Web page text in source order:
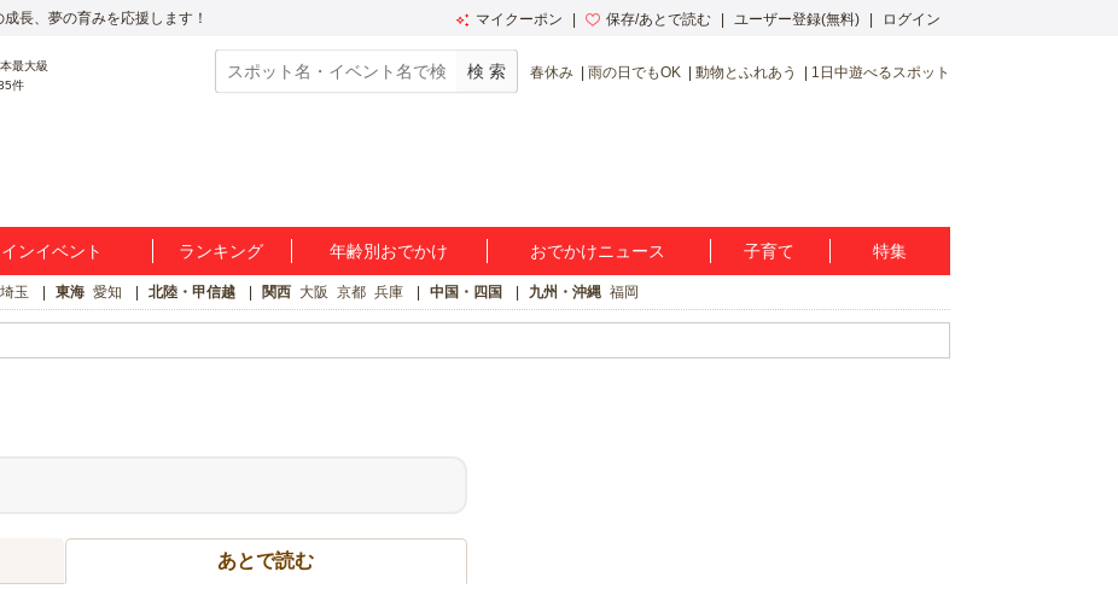
長、夢の育みを応援します！ マイクーポン 保存/あとで読む ユーザー登録(無料) ログイン
件
春休み 雨の日でもOK 動物とふれあう 1日中遊べるスポット
ンイベント ランキング 年齢別おでかけ おでかけニュース 子育て 特集
埼玉 東海 愛知 北陸・甲信越 関西 大阪 京都 兵庫 中国・四国 九州・沖縄 福岡
あとで読む